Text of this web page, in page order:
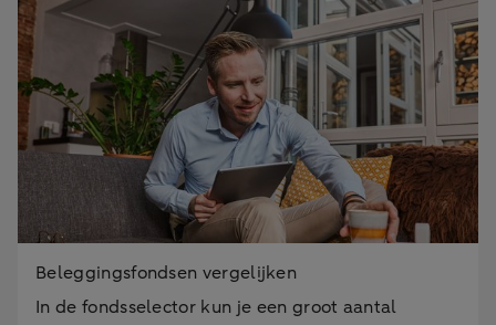
Beleggingsfondsen vergelijken
In de fondsselector kun je een groot aantal